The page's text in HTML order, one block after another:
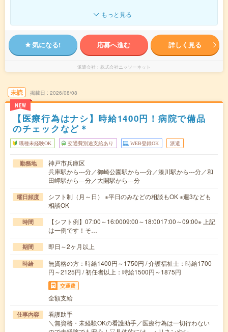
もっと見る
気になる! 応募へ進む 詳しく見る
派遣会社 株式会社ニッソーネット
未読
NEW
掲載日 2026/08/08
【医療行為はナシ】時給1400円！病院で備品
のチェックなど＊
職種未経験OK 交通費別途支給あり WEB登録OK 派遣
勤務地
神戸市兵庫区
兵庫駅から---分／御崎公園駅から---分／湊川駅から---分／和
田岬駅から---分／大開駅から---分
曜日頻度
シフト制（月～日） ※平日のみなどの相談もOK ※週3なども
相談OK
時間
【シフト例】07:00～16:0009:00～18:0017:00～09:00※ 上記
は一例です！そ…
期間 即日～2ヶ月以上
時給
無資格の方：時給1400円～1750円 / 介護福祉士：時給1700
円～2125円 / 初任者以上：時給1500円～1875円
交通費
全額支給
仕事内容
看護助手
＼無資格・未経験OKの看護助手／医療行為は一切行わない